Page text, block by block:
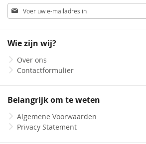
Abonneer
u
op
nieuwsbrief
Wie zijn wij?
Over ons
Contactformulier
Belangrijk om te weten
Algemene Voorwaarden
Privacy Statement